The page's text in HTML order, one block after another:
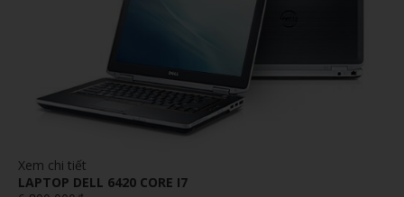
Xem chi tiết
LAPTOP DELL 6420 CORE I7